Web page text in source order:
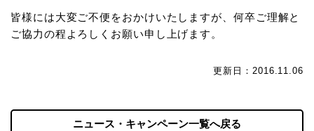
皆様には大変ご不便をおかけいたしますが、何卒ご理解と
ご協力の程よろしくお願い申し上げます。
更新日：2016.11.06
ニュース・キャンペーン一覧へ戻る